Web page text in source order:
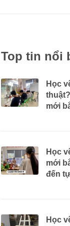
Top tin nổi
Học
mới
Học
mới
đến
Học